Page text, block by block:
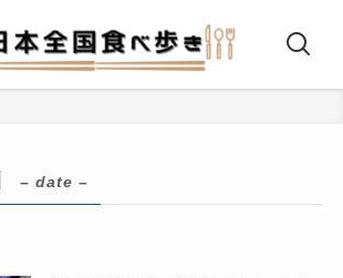
– date –